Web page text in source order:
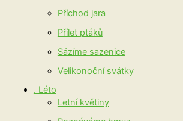
Příchod jara
Přílet ptáků
Sázíme sazenice
Velikonoční svátky
. Léto
Letní květiny